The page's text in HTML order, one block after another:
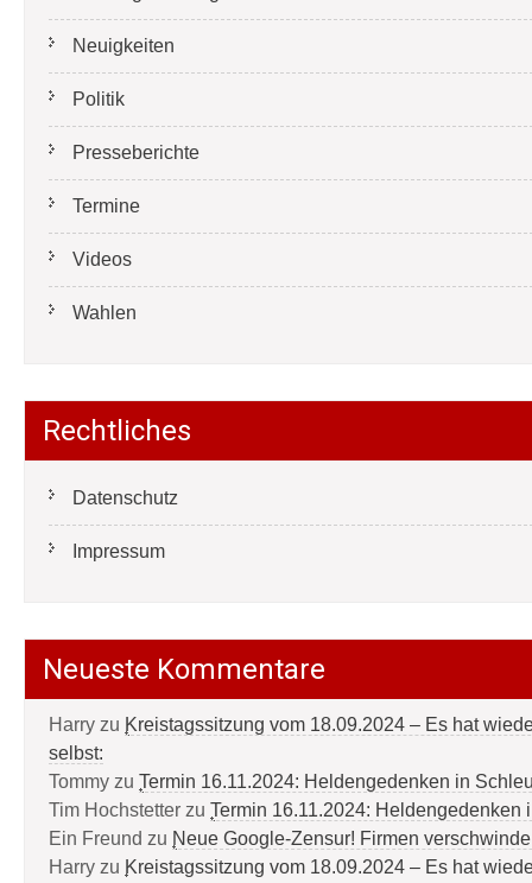
Neuigkeiten
Politik
Presseberichte
Termine
Videos
Wahlen
Rechtliches
Datenschutz
Impressum
Neueste Kommentare
Harry zu Kreistagssitzung vom 18.09.2024 – Es hat
selbst:
Tommy zu Termin 16.11.2024: Heldengedenken in
Tim Hochstetter zu Termin 16.11.2024: Heldengedenken
Ein Freund zu Neue Google-Zensur! Firmen
Harry zu Kreistagssitzung vom 18.09.2024 – Es hat